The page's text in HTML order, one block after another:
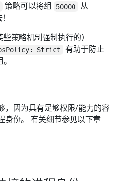
策略可以将组 50000 从
策略机制强制执行的）
Strict
有助于防止
，因为具有足够权限/能力的容
身份。 有关细节参见以下章